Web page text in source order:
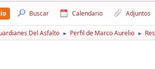
Buscar Calendario Adjuntos
Del Asfalto ► Perfil de Marco Aurelio ►